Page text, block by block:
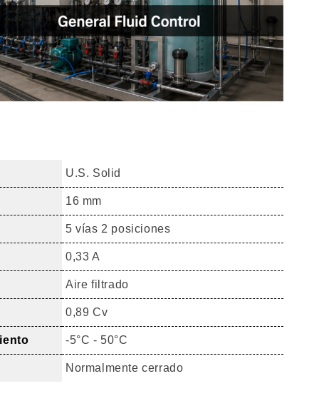
U.S. Solid
16 mm
5 vías 2 posiciones
0,33 A
Aire filtrado
0,89 Cv
-5°C - 50°C
Normalmente cerrado